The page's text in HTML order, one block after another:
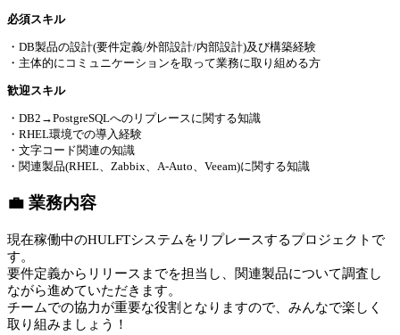
必須スキル
・DB製品の設計(要件定義/外部設計/内部設計)及び構築経験
・主体的にコミュニケーションを取って業務に取り組める方
歓迎スキル
・DB2→PostgreSQLへのリプレースに関する知識
・RHEL環境での導入経験
・文字コード関連の知識
・関連製品(RHEL、Zabbix、A-Auto、Veeam)に関する知識
💼 業務内容
現在稼働中のHULFTシステムをリプレースするプロジェクトで
す。
要件定義からリリースまでを担当し、関連製品について調査し
ながら進めていただきます。
チームでの協力が重要な役割となりますので、みんなで楽しく
取り組みましょう！